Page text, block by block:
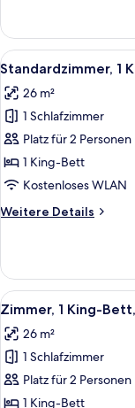
1 King-
Bett,
Blick
den
Jachthafen
Alle
Fotos
für
Standardzimmer,
1 King-
Bett,
Nichtraucher
4
Standardzimmer, 1
26 m²
1 Schlafzimmer
Platz für 2 Personen
1 King-Bett
Kostenloses WLAN
Weitere Details
Weitere
1 King-
Bett,
Nichtraucher
Alle
Fotos
für
Zimmer,
1 King-
Bett,
4
Zimmer, 1 King-
26 m²
1 Schlafzimmer
Platz für 2 Personen
1 King-Bett